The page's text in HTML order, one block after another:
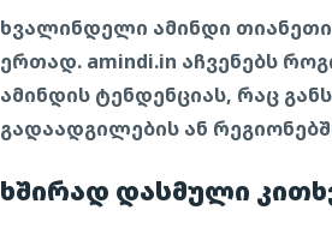
ხვალინდელი ამინდი
ერთად. amindi.in აჩვენებს
ამინდის ტენდენციას, რაც
გადაადგილების ან
ხშირად დასმული